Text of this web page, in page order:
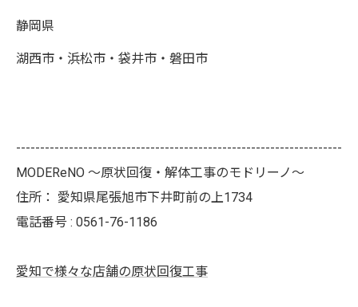
静岡県
湖西市・浜松市・袋井市・磐田市
--------------------------------------------------------------------
MODEReNO ～原状回復・解体工事のモドリーノ～
住所： 愛知県尾張旭市下井町前の上1734
電話番号 : 0561-76-1186
愛知で様々な店舗の原状回復工事